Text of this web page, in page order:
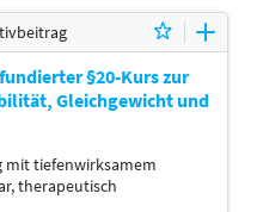
|
§20-Kurs zur
Gleichgewicht und
mit tiefenwirksamem
therapeutisch